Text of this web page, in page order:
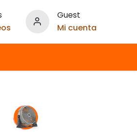
Guest
Mi cuenta